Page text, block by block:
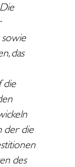
das
die
der die
des